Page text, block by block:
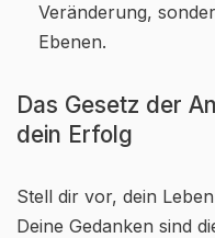
Veränderung,
Ebenen.
Das Gesetz der
dein Erfolg
Stell dir vor, dein
Deine Gedanken sind